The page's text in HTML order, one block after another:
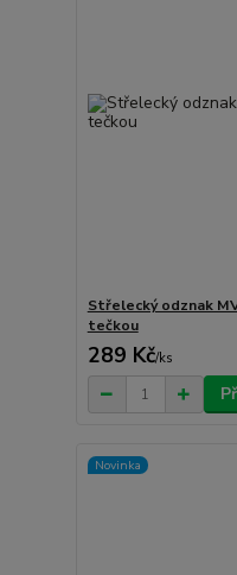
Střelecký odznak
tečkou
289 Kč/ks
Novinka